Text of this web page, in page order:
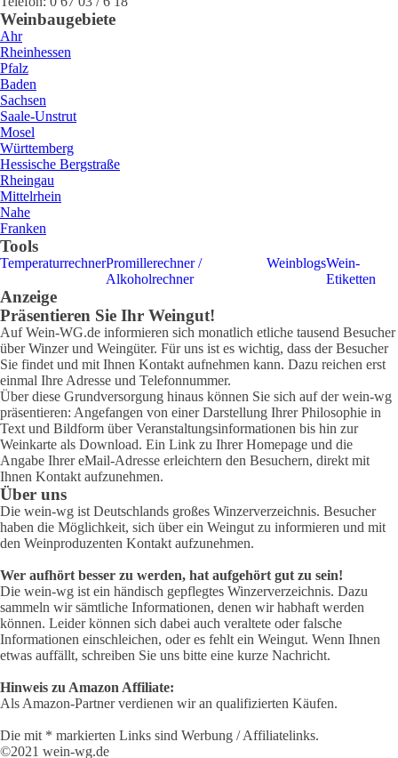
Weinbaugebiete
Ahr
Rheinhessen
Pfalz
Baden
Sachsen
Saale-Unstrut
Mosel
Württemberg
Hessische Bergstraße
Rheingau
Mittelrhein
Nahe
Franken
Tools
TemperaturrechnerPromillerechner /
Alkoholrechner
WeinblogsWein-
Etiketten
Anzeige
Präsentieren Sie Ihr Weingut!
Auf Wein-WG.de informieren sich monatlich etliche tausend Besucher
über Winzer und Weingüter. Für uns ist es wichtig, dass der Besucher
Sie findet und mit Ihnen Kontakt aufnehmen kann. Dazu reichen erst
einmal Ihre Adresse und Telefonnummer.
Über diese Grundversorgung hinaus können Sie sich auf der wein-wg
präsentieren: Angefangen von einer Darstellung Ihrer Philosophie in
Text und Bildform über Veranstaltungsinformationen bis hin zur
Weinkarte als Download. Ein Link zu Ihrer Homepage und die
Angabe Ihrer eMail-Adresse erleichtern den Besuchern, direkt mit
Ihnen Kontakt aufzunehmen.
Über uns
Die wein-wg ist Deutschlands großes Winzerverzeichnis. Besucher
haben die Möglichkeit, sich über ein Weingut zu informieren und mit
den Weinproduzenten Kontakt aufzunehmen.
Wer aufhört besser zu werden, hat aufgehört gut zu sein!
Die wein-wg ist ein händisch gepflegtes Winzerverzeichnis. Dazu
sammeln wir sämtliche Informationen, denen wir habhaft werden
können. Leider können sich dabei auch veraltete oder falsche
Informationen einschleichen, oder es fehlt ein Weingut. Wenn Ihnen
etwas auffällt, schreiben Sie uns bitte eine kurze Nachricht.
Hinweis zu Amazon Affiliate:
Als Amazon-Partner verdienen wir an qualifizierten Käufen.
Die mit * markierten Links sind Werbung / Affiliatelinks.
©2021 wein-wg.de